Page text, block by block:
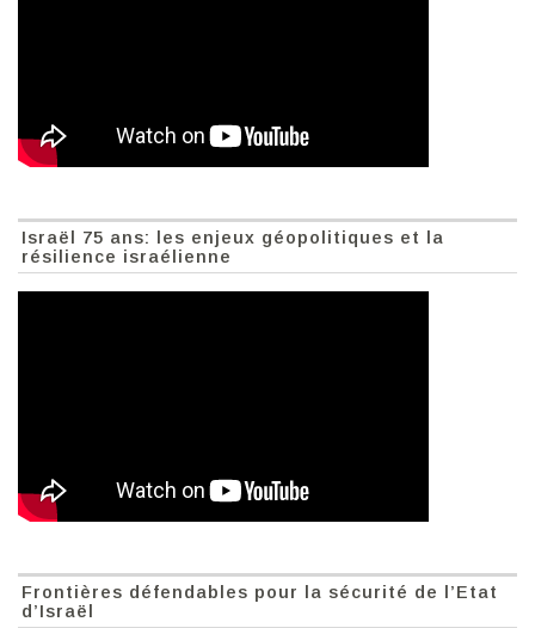
Israël 75 ans: les enjeux géopolitiques et la
résilience israélienne
Frontières défendables pour la sécurité de l’Etat
d’Israël